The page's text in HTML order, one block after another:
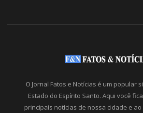
O Jornal Fatos e Notícias é um popular
Estado do Espírito Santo. Aqui você
principais notícias de nossa cidade e